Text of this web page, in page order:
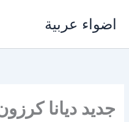
اضواء عربية
جديد ديانا